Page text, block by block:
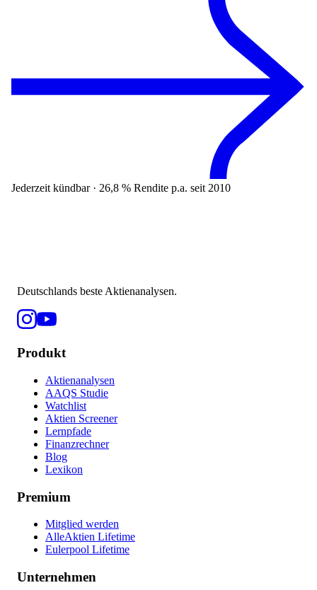
Jederzeit kündbar · 26,8 % Rendite p.a. seit 2010
Deutschlands beste Aktienanalysen.
Produkt
Aktienanalysen
AAQS Studie
Watchlist
Aktien Screener
Lernpfade
Finanzrechner
Blog
Lexikon
Premium
Mitglied werden
AlleAktien Lifetime
Eulerpool Lifetime
Unternehmen